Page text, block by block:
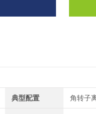
典型配置 角转子